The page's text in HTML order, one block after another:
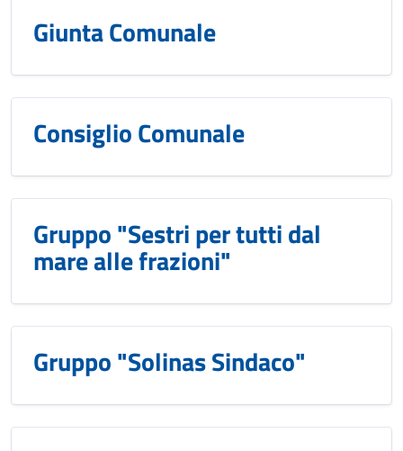
Giunta Comunale
Consiglio Comunale
Gruppo "Sestri per tutti dal
mare alle frazioni"
Gruppo "Solinas Sindaco"